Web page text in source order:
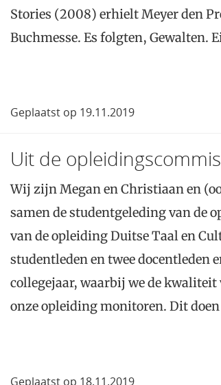
Stories (2008) erhielt Meyer den
Buchmesse. Es folgten, Gewalten.
Geplaatst op 19.11.2019
Uit de
Wij zijn Megan en Christiaan en
samen de studentgeleding van de
van de opleiding Duitse Taal en
studentleden en twee docentleden
collegejaar, waarbij we de
onze opleiding monitoren. Dit
Geplaatst op 18.11.2019